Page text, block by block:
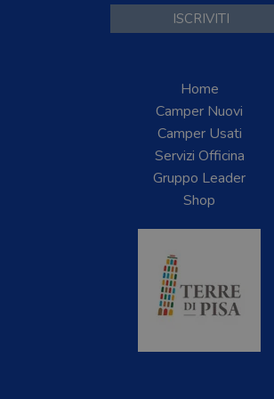
Home
Camper Nuovi
Camper Usati
Servizi Officina
Gruppo Leader
Shop